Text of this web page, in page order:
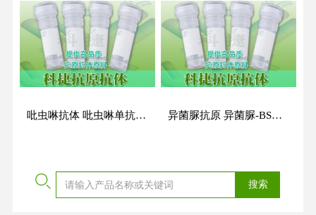
吡虫啉抗体 吡虫啉单抗 吡虫啉单克隆抗体 吡虫啉抗原抗体 异菌脲抗原 异菌脲-BSA抗原 异菌脲-OVA抗原